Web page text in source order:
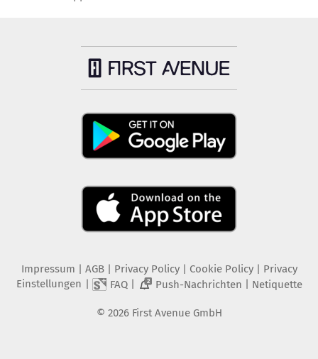
Impressum | AGB | Privacy Policy| Cookie Policy| Privacy
Einstellungen | FAQ| 2 Push-Nachrichten | Netiquette
© 2026 First Avenue GmbH